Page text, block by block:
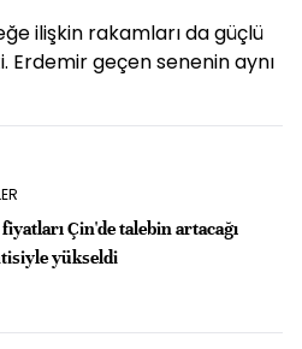
ilişkin rakamları da güçlü
geçen senenin aynı
Çin'de talebin artacağı
yükseldi